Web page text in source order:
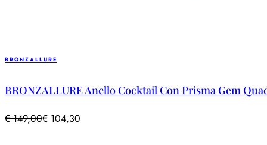
BRONZALLURE
BRONZALLURE Anello Cocktail Con Prisma Gem
€149,00€ 104,30